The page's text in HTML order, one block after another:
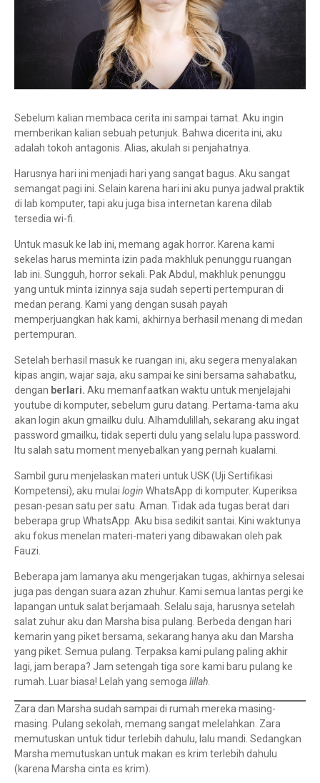
Sebelum kalian membaca cerita ini sampai tamat. Aku ingin
memberikan kalian sebuah petunjuk. Bahwa dicerita ini, aku
adalah tokoh antagonis. Alias, akulah si penjahatnya.
Harusnya hari ini menjadi hari yang sangat bagus. Aku sangat
semangat pagi ini. Selain karena hari ini aku punya jadwal praktik
di lab komputer, tapi aku juga bisa internetan karena dilab
tersedia wi-fi.
Untuk masuk ke lab ini, memang agak horror. Karena kami
sekelas harus meminta izin pada makhluk penunggu ruangan
lab ini. Sungguh, horror sekali. Pak Abdul, makhluk penunggu
yang untuk minta izinnya saja sudah seperti pertempuran di
medan perang. Kami yang dengan susah payah
memperjuangkan hak kami, akhirnya berhasil menang di medan
pertempuran.
Setelah berhasil masuk ke ruangan ini, aku segera menyalakan
kipas angin, wajar saja, aku sampai ke sini bersama sahabatku,
dengan berlari. Aku memanfaatkan waktu untuk menjelajahi
youtube di komputer, sebelum guru datang. Pertama-tama aku
akan login akun gmailku dulu. Alhamdulillah, sekarang aku ingat
password gmailku, tidak seperti dulu yang selalu lupa password.
Itu salah satu moment menyebalkan yang pernah kualami.
Sambil guru menjelaskan materi untuk USK (Uji Sertifikasi
Kompetensi), aku mulai login WhatsApp di komputer. Kuperiksa
pesan-pesan satu per satu. Aman. Tidak ada tugas berat dari
beberapa grup WhatsApp. Aku bisa sedikit santai. Kini waktunya
aku fokus menelan materi-materi yang dibawakan oleh pak
Fauzi.
Beberapa jam lamanya aku mengerjakan tugas, akhirnya selesai
juga pas dengan suara azan zhuhur. Kami semua lantas pergi ke
lapangan untuk salat berjamaah. Selalu saja, harusnya setelah
salat zuhur aku dan Marsha bisa pulang. Berbeda dengan hari
kemarin yang piket bersama, sekarang hanya aku dan Marsha
yang piket. Semua pulang. Terpaksa kami pulang paling akhir
lagi, jam berapa? Jam setengah tiga sore kami baru pulang ke
rumah. Luar biasa! Lelah yang semoga lillah
Zara dan Marsha sudah sampai di rumah mereka masing-
masing. Pulang sekolah, memang sangat melelahkan. Zara
memutuskan untuk tidur terlebih dahulu, lalu mandi. Sedangkan
Marsha memutuskan untuk makan es krim terlebih dahulu
(karena Marsha cinta es krim).